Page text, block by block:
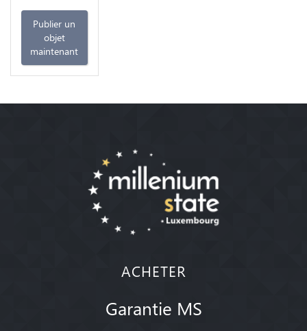
Publier un
objet
maintenant
ACHETER
Garantie MS